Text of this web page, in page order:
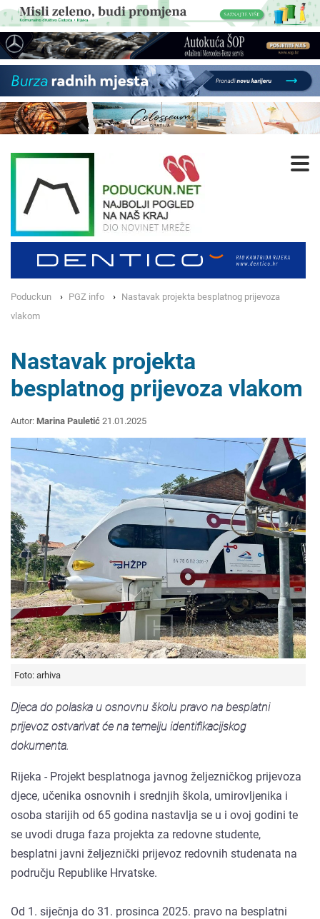
Poduckun PGZ info
Nastavak projekta besplatnog prijevoza
vlakom
Nastavak projekta
besplatnog prijevoza vlakom
Autor: Marina Pauletić 21.01.2025
Foto: arhiva
Djeca do polaska u osnovnu školu pravo na besplatni
prijevoz ostvarivat će na temelju identifikacijskog
dokumenta.
Rijeka - Projekt besplatnoga javnog željezničkog prijevoza
djece, učenika osnovnih i srednjih škola, umirovljenika i
osoba starijih od 65 godina nastavlja se u i ovoj godini te
se uvodi druga faza projekta za redovne studente,
besplatni javni željeznički prijevoz redovnih studenata na
području Republike Hrvatske.
Od 1. siječnja do 31. prosinca 2025. pravo na besplatni